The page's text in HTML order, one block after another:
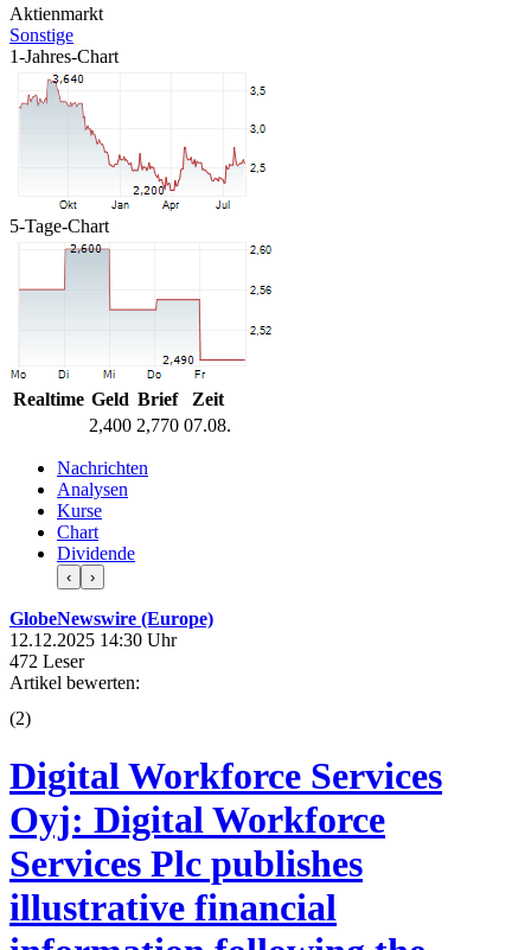
Aktienmarkt
Sonstige
1-Jahres-Chart
5-Tage-Chart
Realtime Geld Brief
Zeit
2,400 2,770 07.08.
Nachrichten
Analysen
Kurse
Chart
Dividende
‹ ›
GlobeNewswire (Europe)
12.12.2025 14:30 Uhr
472 Leser
Artikel bewerten:
(2)
Digital Workforce Services
Oyj: Digital Workforce
Services Plc publishes
illustrative financial